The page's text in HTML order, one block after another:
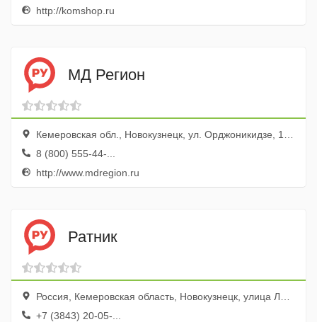
http://komshop.ru
МД Регион
Кемеровская обл., Новокузнецк, ул. Орджоникидзе, 18, эт. 2
8 (800) 555-44-...
http://www.mdregion.ru
Ратник
Россия, Кемеровская область, Новокузнецк, улица Ленина, 23
+7 (3843) 20-05-...